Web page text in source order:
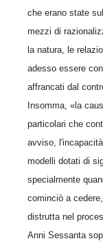
che erano state
mezzi di
la natura, le
adesso essere
affrancati dal
Insomma, «la
particolari che
avviso,
modelli dotati di
specialmente
cominciò a
distrutta nel
Anni Sessanta